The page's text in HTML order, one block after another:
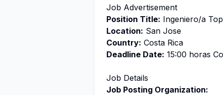
Job Advertisement
Position Title: Ingeniero/a
Location: San Jose
Country: Costa Rica
Deadline Date: 15:00 horas
Job Details
Job Posting Organization: